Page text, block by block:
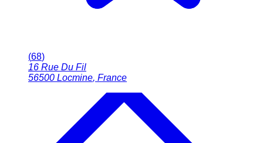
(68)
16 Rue Du Fil
56500 Locmine, France